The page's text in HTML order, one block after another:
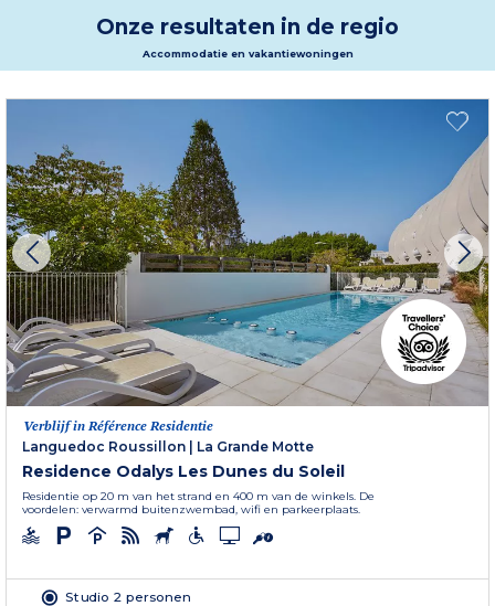
een onvergetelijk verblijf op ongeveer twintig kilometer van Narbonne.
Meer informatie
Onze resultaten in de regio
Accommodatie en vakantiewoningen
Verblijf in Référence Residentie
Languedoc Roussillon
La Grande Motte
Residence Odalys Les Dunes du Soleil
Residentie op 20 m van het strand en 400 m van de winkels. De
voordelen: verwarmd buitenzwembad, wifi en parkeerplaats.
Studio 2 personen